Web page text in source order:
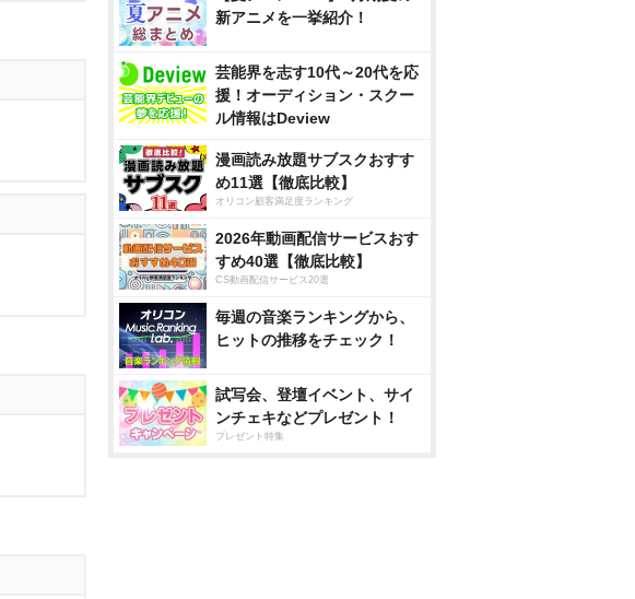
新アニメを一挙紹介！
芸能界を志す10代～20代を応
援！オーディション・スクー
ル情報はDeview
漫画読み放題サブスクおすす
め11選【徹底比較】
オリコン顧客満足度ランキング
2026年動画配信サービスおす
すめ40選【徹底比較】
CS動画配信サービス20選
毎週の音楽ランキングから、
ヒットの推移をチェック！
試写会、登壇イベント、サイ
ンチェキなどプレゼント！
プレゼント特集